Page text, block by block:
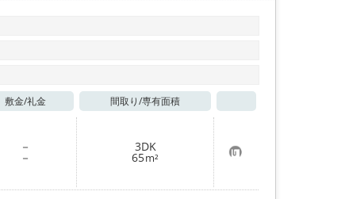
敷金/礼金 間取り/専有面積
－
－
3DK
65m² お
気
に
入